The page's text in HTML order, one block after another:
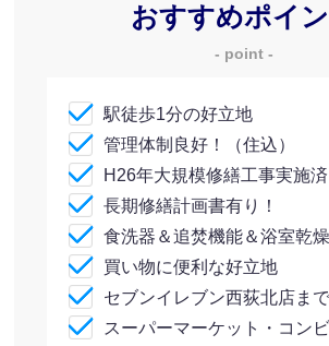
おすすめポイ
- point -
駅徒歩1分の好立地
管理体制良好！（住込）
H26年大規模修繕工事実施済
長期修繕計画書有り！
食洗器＆追焚機能＆浴室乾燥
買い物に便利な好立地
セブンイレブン西荻北店ま
スーパーマーケット・コン